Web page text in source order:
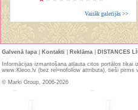
Vairāk galerijās >>
Galvenā lapa Kontakti Reklāma DISTANCES
Informācijas izmantošana atļauta citos portālos tikai
www.Kleoo.lv (bez rel=nofollow attributa), tieši pirms
© Marki Group, 2006-2026